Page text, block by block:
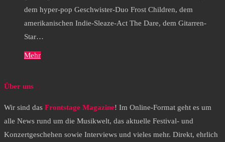
dem hyper-pop Geschwister-Duo Frost Children, dem
amerikanischen Indie-Sleaze-Act The Dare, dem Gitarren-
Star…
Mehr
Über uns
Wir sind das Frontstage Magazine! Im Online-Format geht es um
alle News rund um die Musikwelt, das aktuelle Festival- und
Konzertgeschehen sowie Interviews und vieles mehr. Direkt, ehrlich